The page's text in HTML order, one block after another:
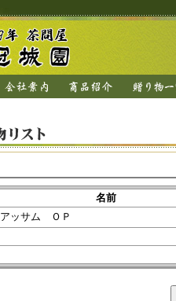
名前
アッサム ＯＰ